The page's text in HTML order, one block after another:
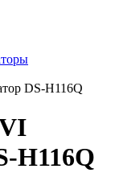
DS-H116Q
H116Q